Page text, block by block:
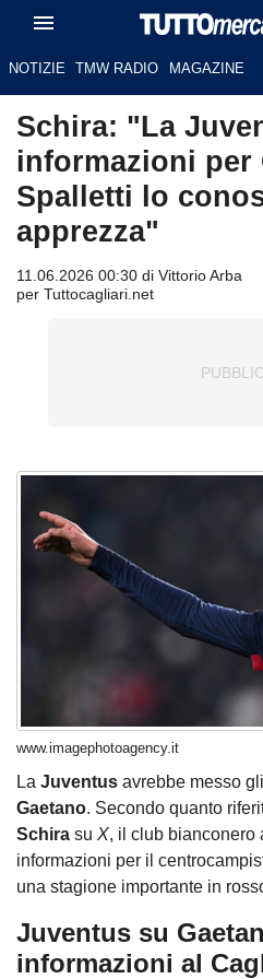
NOTIZIE TMW RADIO MAGAZINE
Schira: "La
informazioni per
Spalletti lo
apprezza"
11.06.2026 00:30 di Vittorio Arba
per Tuttocagliari.net
www.imagephotoagency.it
La Juventus avrebbe messo
Gaetano. Secondo quanto
Schira su X, il club bianconero
informazioni per il
una stagione importante in
Juventus su
informazioni al